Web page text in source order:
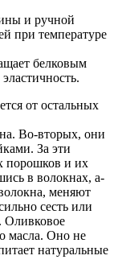
и ручной
при температуре
белковым
от остальных
Во-вторых, они
За эти
порошков и их
в волокнах, а-
меняют
сесть или
Оливковое
масла. Оно не
натуральные